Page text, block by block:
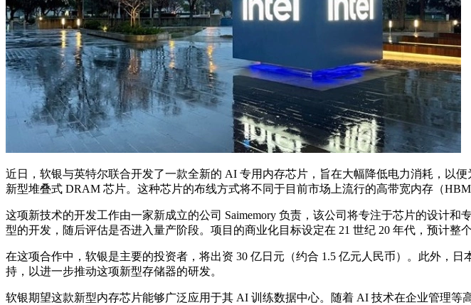
近日，软银与英特尔联合开发了一款全新的 AI 专用内存芯片，旨在大幅降低电力消耗，以
新型堆叠式 DRAM 芯片。这种芯片的布线方式将不同于目前市场上流行的高带宽内存（
这项新技术的开发工作由一家新成立的公司 Saimemory 负责，该公司将专注于芯片的设计
型的开发，随后评估是否进入量产阶段。项目的商业化目标设定在 21 世纪 20 年代，预计整
在这项合作中，软银是主要的投资者，将出资 30 亿日元（约合 1.5 亿元人民币）。此外，
持，以进一步推动这项新型存储器的研发。
软银期望这款新型内存芯片能够广泛应用于其 AI 训练数据中心。随着 AI 技术在企业管理